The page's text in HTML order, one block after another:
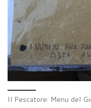
Il Pescatore: Menu del